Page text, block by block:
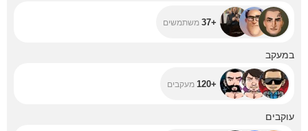
+37 משתמשים
במעקב
+120 מעקבים
עוקבים